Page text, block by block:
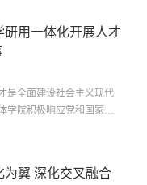
研用一体化开展人才
是全面建设社会主义现代
学院积极响应党和国家在
台，有效助力新时代西安
为翼 深化交叉融合